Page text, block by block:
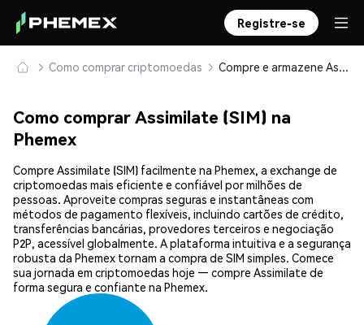
Registre-se
Como comprar criptomoedas Compre e armazene Assimilate (SIM) com segurança
Como comprar Assimilate (SIM) na
Phemex
Compre Assimilate (SIM) facilmente na Phemex, a exchange de
criptomoedas mais eficiente e confiável por milhões de
pessoas. Aproveite compras seguras e instantâneas com
métodos de pagamento flexíveis, incluindo cartões de crédito,
transferências bancárias, provedores terceiros e negociação
P2P, acessível globalmente. A plataforma intuitiva e a segurança
robusta da Phemex tornam a compra de SIM simples. Comece
sua jornada em criptomoedas hoje — compre Assimilate de
forma segura e confiante na Phemex.